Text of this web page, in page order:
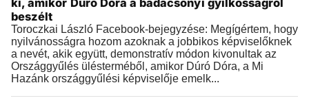
ki, amikor Dúró Dóra a badacsonyi gyilkosságról
beszélt
Toroczkai László Facebook-bejegyzése: Megígértem, hogy
nyilvánosságra hozom azoknak a jobbikos képviselőknek
a nevét, akik együtt, demonstratív módon kivonultak az
Országgyűlés ülésterméből, amikor Dúró Dóra, a Mi
Hazánk országgyűlési képviselője emelk...